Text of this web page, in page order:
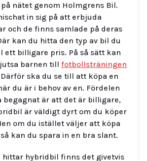
på nätet genom Holmgrens Bil.
in sig på att erbjuda
och de finns samlade på deras
kan du hitta den typ av bil du
ett billigare pris. På så sätt kan
barnen till fotbollsträningen
ska du se till att köpa en
du är i behov av en. Fördelen
begagnat är att det är billigare,
är väldigt dyrt om du köper
om du istället väljer att köpa
kan du spara in en bra slant.
hittar hybridbil finns det givetvis